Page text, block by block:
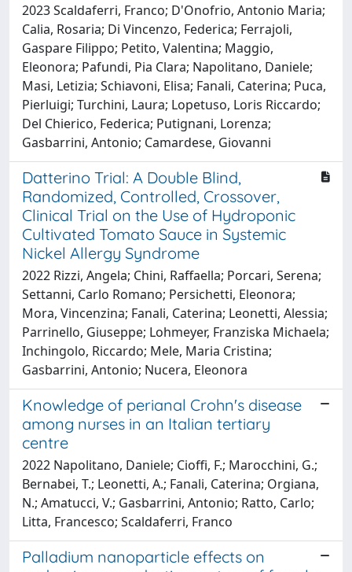
2023 Scaldaferri, Franco; D'Onofrio, Antonio Maria;
Calia, Rosaria; Di Vincenzo, Federica; Ferrajoli,
Gaspare Filippo; Petito, Valentina; Maggio,
Eleonora; Pafundi, Pia Clara; Napolitano, Daniele;
Masi, Letizia; Schiavoni, Elisa; Fanali, Caterina; Puca,
Pierluigi; Turchini, Laura; Lopetuso, Loris Riccardo;
Del Chierico, Federica; Putignani, Lorenza;
Gasbarrini, Antonio; Camardese, Giovanni
Datterino Trial: A Double Blind,
Randomized, Controlled, Crossover,
Clinical Trial on the Use of Hydroponic
Cultivated Tomato Sauce in Systemic
Nickel Allergy Syndrome
2022 Rizzi, Angela; Chini, Raffaella; Porcari, Serena;
Settanni, Carlo Romano; Persichetti, Eleonora;
Mora, Vincenzina; Fanali, Caterina; Leonetti, Alessia;
Parrinello, Giuseppe; Lohmeyer, Franziska Michaela;
Inchingolo, Riccardo; Mele, Maria Cristina;
Gasbarrini, Antonio; Nucera, Eleonora
Knowledge of perianal Crohn's disease
among nurses in an Italian tertiary
centre
2022 Napolitano, Daniele; Cioffi, F.; Marocchini, G.;
Bernabei, T.; Leonetti, A.; Fanali, Caterina; Orgiana,
N.; Amatucci, V.; Gasbarrini, Antonio; Ratto, Carlo;
Litta, Francesco; Scaldaferri, Franco
Palladium nanoparticle effects on